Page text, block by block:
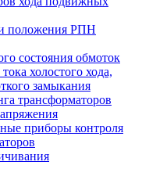
положения РПН
состояния обмоток
холостого хода,
замыкания
трансформаторов
приборы контроля